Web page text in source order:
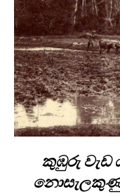
කුඹුරු වැඩ
නොසැලකුණු